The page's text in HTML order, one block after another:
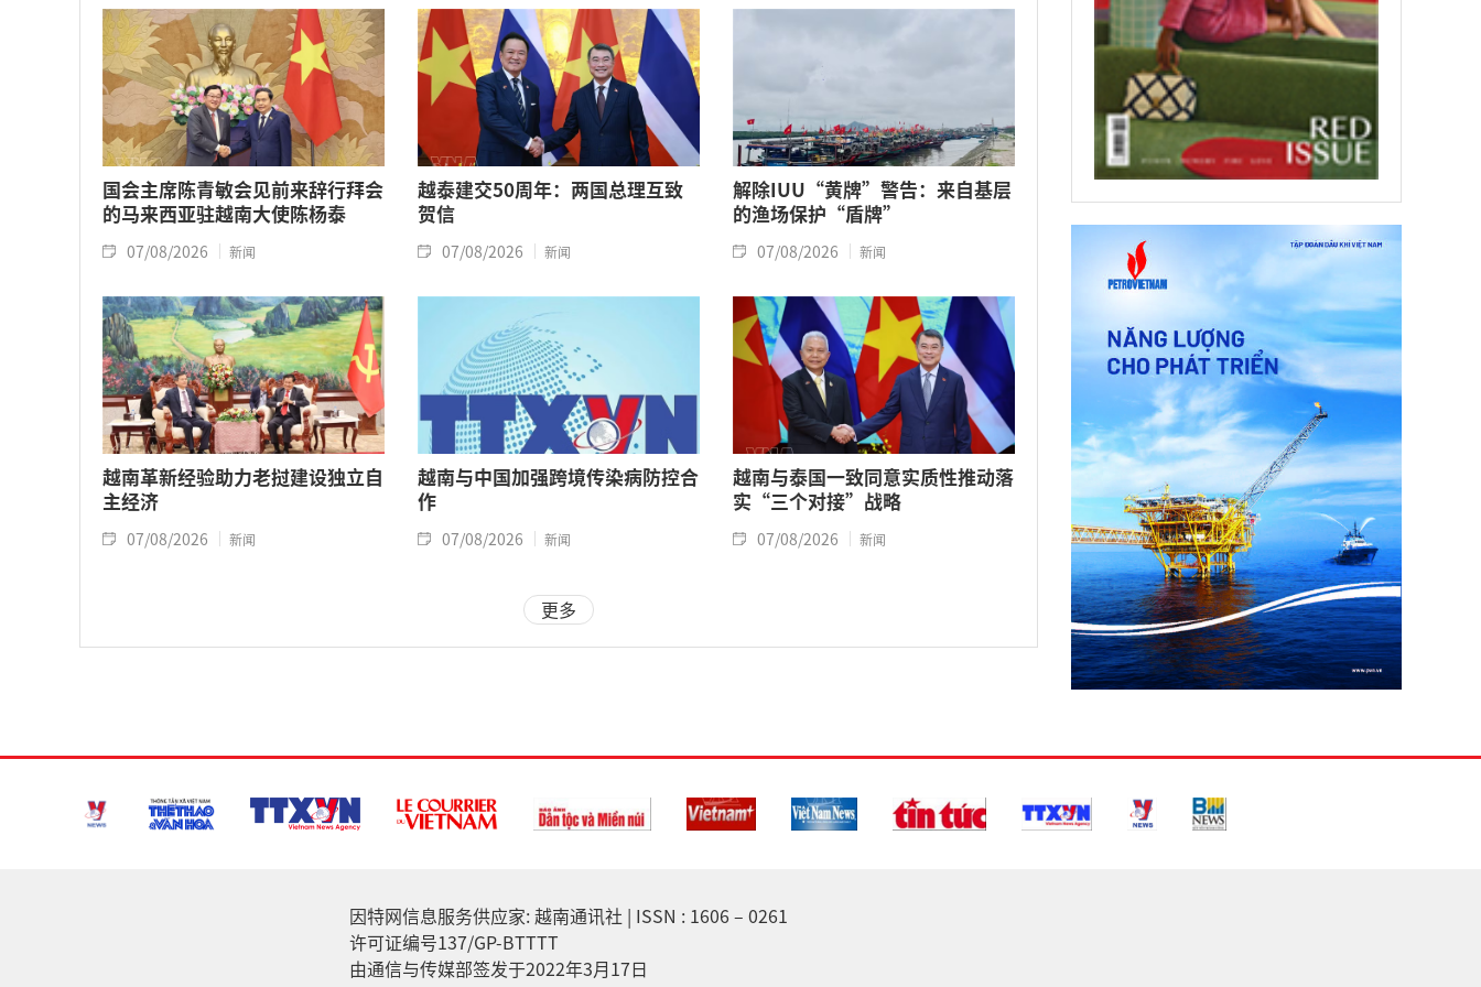
国会主席陈青敏会见前来辞行拜会
的马来西亚驻越南大使陈杨泰
07/08/2026 新闻
越泰建交50周年：两国总理互致
贺信
07/08/2026 新闻
解除IUU“黄牌”警告：来自基层
的渔场保护“盾牌”
07/08/2026 新闻
越南革新经验助力老挝建设独立自
主经济
07/08/2026 新闻
越南与中国加强跨境传染病防控合
作
07/08/2026 新闻
越南与泰国一致同意实质性推动落
实“三个对接”战略
07/08/2026 新闻
更多
因特网信息服务供应家: 越南通讯社 | ISSN : 1606 – 0261
许可证编号137/GP-BTTTT
由通信与传媒部签发于2022年3月17日